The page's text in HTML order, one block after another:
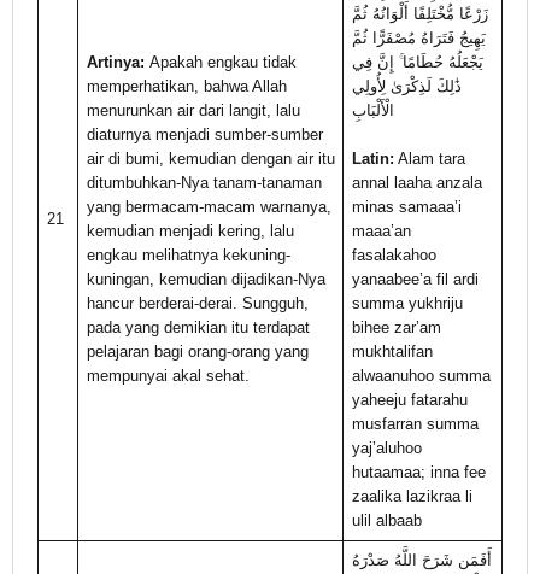
21
Artinya: Apakah engkau tidak
memperhatikan, bahwa Allah
menurunkan air dari langit, lalu
diaturnya menjadi sumber-sumber
air di bumi, kemudian dengan air itu
ditumbuhkan-Nya tanam-tanaman
yang bermacam-macam warnanya,
kemudian menjadi kering, lalu
engkau melihatnya kekuning-
kuningan, kemudian dijadikan-Nya
hancur berderai-derai. Sungguh,
pada yang demikian itu terdapat
pelajaran bagi orang-orang yang
mempunyai akal sehat.
زَرْعًا مُّخْتَلِفًا أَلْوَانُهُ ثُمَّ
يَهِيجُ فَتَرَاهُ مُصْفَرًّا ثُمَّ
يَجْعَلُهُ حُطَامًا ۚ إِنَّ فِي
ذَٰلِكَ لَذِكْرَىٰ لِأُولِي
الْأَلْبَابِ
Latin: Alam tara
annal laaha anzala
minas samaaa’i
maaa’an
fasalakahoo
yanaabee’a fil ardi
summa yukhriju
bihee zar’am
mukhtalifan
alwaanuhoo summa
yaheeju fatarahu
musfarran summa
yaj’aluhoo
hutaamaa; inna fee
zaalika lazikraa li
ulil albaab
أَفَمَن شَرَحَ اللَّهُ صَدْرَهُ